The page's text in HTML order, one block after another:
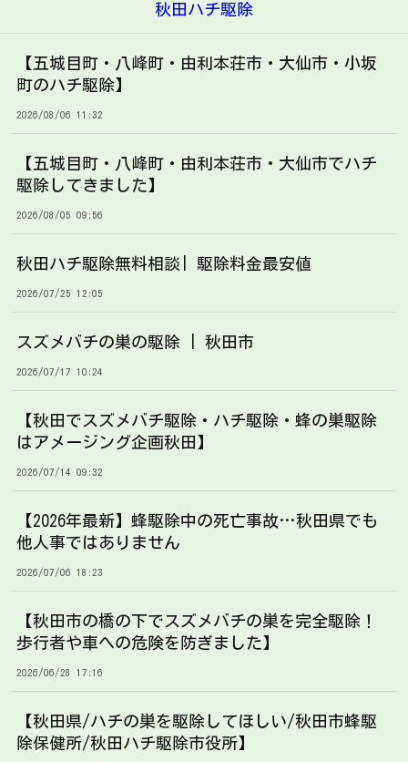
秋田ハチ駆除
【五城目町・八峰町・由利本荘市・大仙市・小坂
町のハチ駆除】
2026/08/06 11:32
【五城目町・八峰町・由利本荘市・大仙市でハチ
駆除してきました】
2026/08/05 09:56
秋田ハチ駆除無料相談| 駆除料金最安値
2026/07/25 12:05
スズメバチの巣の駆除 | 秋田市
2026/07/17 10:24
【秋田でスズメバチ駆除・ハチ駆除・蜂の巣駆除
はアメージング企画秋田】
2026/07/14 09:32
【2026年最新】蜂駆除中の死亡事故…秋田県でも
他人事ではありません
2026/07/06 18:23
【秋田市の橋の下でスズメバチの巣を完全駆除！
歩行者や車への危険を防ぎました】
2026/06/28 17:16
【秋田県/ハチの巣を駆除してほしい/秋田市蜂駆
除保健所/秋田ハチ駆除市役所】